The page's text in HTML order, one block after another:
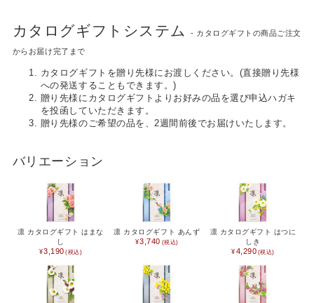
カタログギフトシステム- カタログギフトの商品ご注文
からお届け完了まで
カタログギフトを贈り先様にお渡しください。(直接贈り先様
への発送することもできます。)
贈り先様にカタログギフトよりお好みの品を選び申込ハガキ
を投函していただきます。
贈り先様のご希望の品を、2週間前後でお届けいたします。
バリエーション
凛 カタログギフト はまな
し
3,190
凛 カタログギフト あんず
3,740
凛 カタログギフト はつに
しき
4,290